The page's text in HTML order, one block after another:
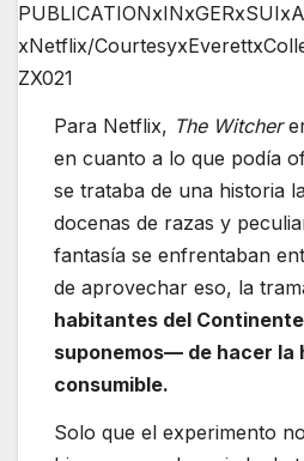
xNetflix/
ZX021
Para Netflix, The Witcher
en cuanto a lo que podía
se trataba de una historia
docenas de razas y
fantasía se enfrentaban
de aprovechar eso, la
habitantes del
suponemos— de hacer la
consumible.
Solo que el experimento